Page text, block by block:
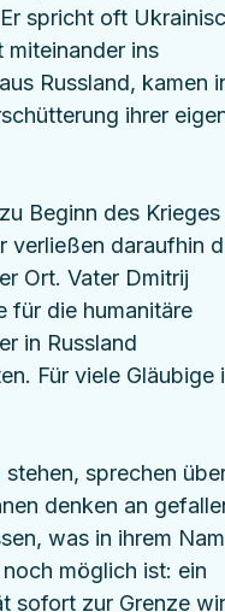
spricht oft
miteinander ins
Russland, kamen
ihrer
Beginn des Krieges
verließen daraufhin
Ort. Vater Dmitrij
für die humanitäre
in Russland
Für viele Gläubige
sprechen
denken an
was in ihrem
möglich ist: ein
sofort zur Grenze